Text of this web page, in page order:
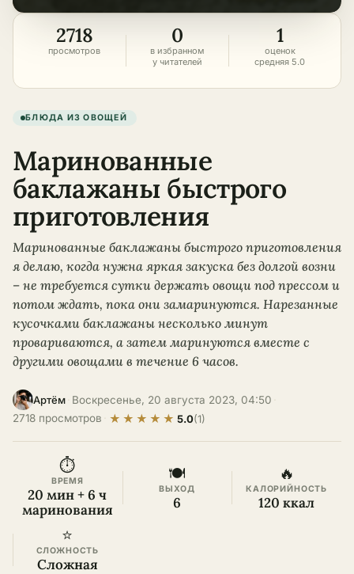
2718
просмотров
0
в избранном
у читателей
1
оценок
средняя 5.0
БЛЮДА ИЗ ОВОЩЕЙ
Маринованные
баклажаны быстрого
приготовления
Маринованные баклажаны быстрого приготовления
я делаю, когда нужна яркая закуска без долгой возни
– не требуется сутки держать овощи под прессом и
потом ждать, пока они замаринуются. Нарезанные
кусочками баклажаны несколько минут
провариваются, а затем маринуются вместе с
другими овощами в течение 6 часов.
Артём Воскресенье, 20 августа 2023, 04:50
2718 просмотров
★ ★ ★ ★ ★ 5.0(1)
⏱
ВРЕМЯ
20 мин + 6 ч
маринования
🍽
ВЫХОД
6
🔥
КАЛОРИЙНОСТЬ
120 ккал
⭐
СЛОЖНОСТЬ
Сложная